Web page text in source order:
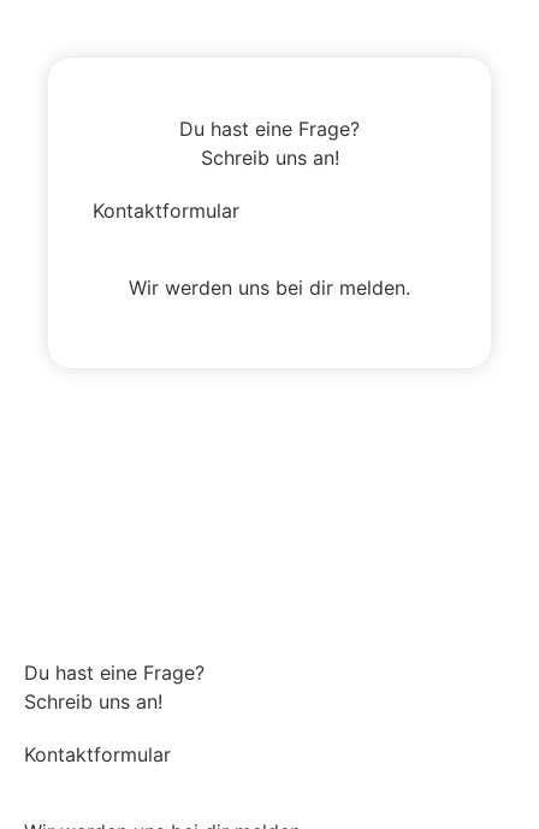
Du hast eine Frage?
Schreib uns an!
Kontaktformular
Wir werden uns bei dir melden.
Du hast eine Frage?
Schreib uns an!
Kontaktformular